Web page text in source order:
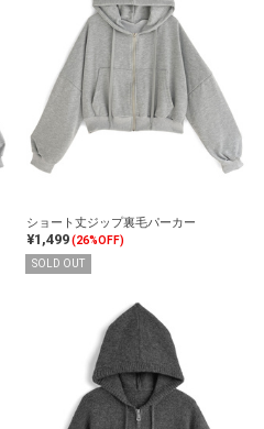
ショート丈ジップ裏毛パーカー
¥1,499(26%OFF)
SOLD OUT